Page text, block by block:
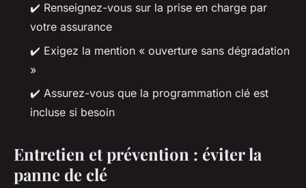
✔️ Renseignez-vous sur la prise en charge par
votre assurance
✔️ Exigez la mention « ouverture sans dégradation
»
✔️ Assurez-vous que la programmation clé est
incluse si besoin
Entretien et prévention : éviter la
panne de clé